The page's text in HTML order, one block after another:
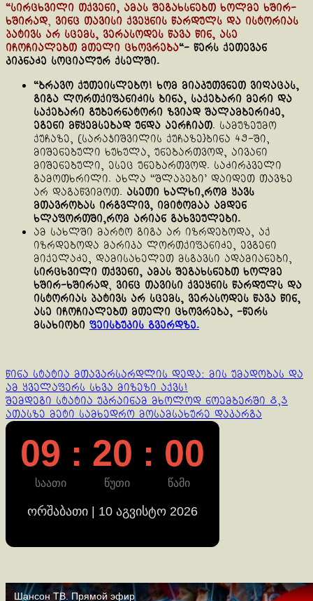
“სირცხვილი თქვენი, ამას შეგახსნებთ ხოლმე ხშირ-
ხშირად, ვინც თავისი ქვეყნის წარდულს და ისტორიას
პატივს არ სცემს, ვერასოდეს წავა წინ, ასე
იჩოჩიალებთ მთელი ცხოვრება“- წერს ქეთევან
კიკნაძე სოციალურ ქსელში.
“ბრავო ქუთეისლებო! ხომ მიაკუთვნეთ ვიღაცას,
გიგა ლორთქიფანიძის ბინა, საქებარი მერი და
საქებარი გუბერნატორი ზვიად შალამბერიძე,
ეგენი მწყემსებად უნდა აერჩიათ. სამუზეუმო
ქუჩაზე, [სარაჯიშვილის ქუჩაზე}ბინა 49-ში,
მიშენებული ხუხულა, უნებართვოდ, აივანი
მიშენებული, ესეც უნებართვოდ. საძირკველი
გამოთხრილი. ახლა “შლაპები’ დაიდეთ თავზე
არ დაგაწვიმოთ. ასეთი ხალხი,რომ ყავს
მთავრობას ირგვლივ, იმიტომაა ამდენ
ხლაფორთში,რომ არიან გახვეულები.
ამ სახლში მარტო გიგა არ იზრდებოდა, აქ
იზრდებოდა მარიკა ლორთქიფანიძე, ევგენი
მიქელაძე, დამისახელეთ მსგავსი ადამიანები,
სირცხვილი თქვენი, ამას შეგახსნებთ ხოლმე
ხშირ-ხშირად, ვინც თავისი ქვეყნის წარდულს და
ისტორიას პატივს არ სცემს, ვერასოდეს წავა წინ,
ასე იჩოჩიალებთ მთელი ცხოვრება, -წერს
მსახიობი ფეისბუკის გვერდზე.
Continue
Reading
წინა სტატია მთავარსარდლის დედა: მის უმადობას და
ამ ყველაფერს სხვა მიზეზი აქვს!
შემდეგი სტატია უკრაინამ მხოლოდ ნოემბერში 8,3
ათასზე მეტი სამხედრო მოსამსახურე დაკარგა
09 : 20 : 00
საათი წუთი წამი
ორშაბათი | 10 აგვისტო 2026